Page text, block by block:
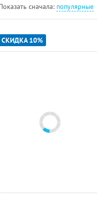
cначала: популярные
СКИДКА 10%